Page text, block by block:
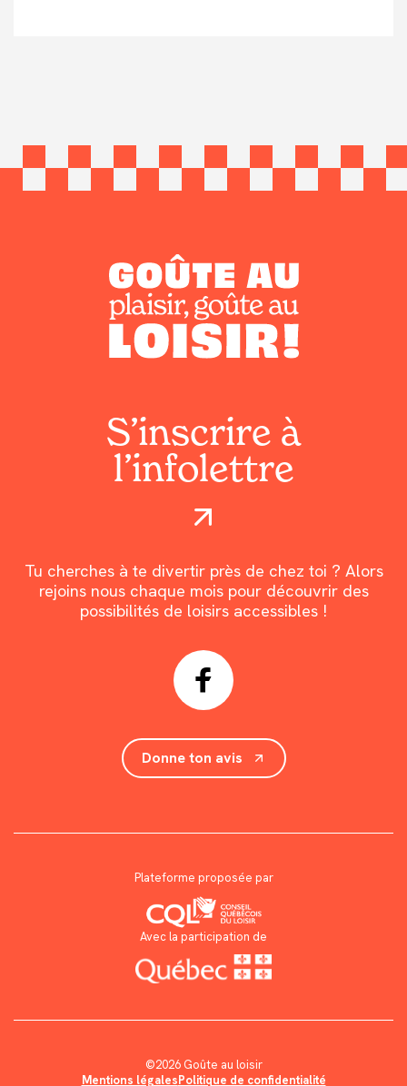
S’inscrire à
l’infolettre
Tu cherches à te divertir près de chez toi ? Alors
rejoins nous chaque mois pour découvrir des
possibilités de loisirs accessibles !
Donne ton avis
Plateforme proposée par
Avec la participation de
©2026 Goûte au loisir
Mentions légalesPolitique de confidentialité